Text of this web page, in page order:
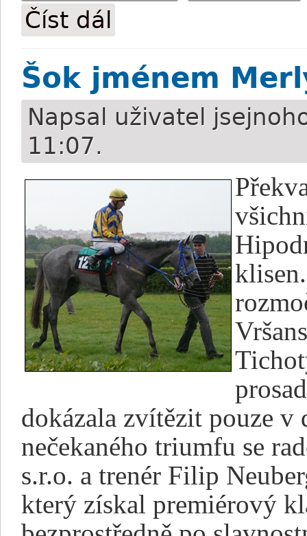
Číst dál
Šok jménem
Napsal uživatel
11:07.
dokázala zvítězit pouze
nečekaného triumfu se
s.r.o. a trenér Filip
který získal premiérový